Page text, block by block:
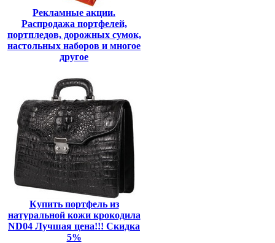
Рекламные акции.
Распродажа портфелей,
портпледов, дорожных сумок,
настольных наборов и многое
другое
Купить портфель из
натуральной кожи крокодила
ND04 Лучшая цена!!! Скидка
5%